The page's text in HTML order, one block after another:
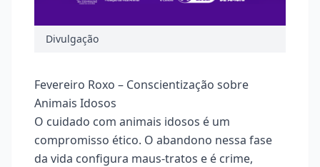
Divulgação
Fevereiro Roxo – Conscientização sobre
Animais Idosos
O cuidado com animais idosos é um
compromisso ético. O abandono nessa fase
da vida configura maus-tratos e é crime,